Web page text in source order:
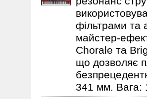
фільтрами та
майстер-
Chorale та
що дозволяє
341 мм. Вага: